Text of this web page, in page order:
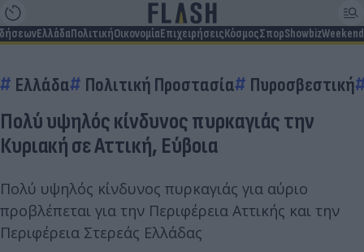
ΕλλάδαΠολιτικήΟικονομίαΕπιχειρήσειςΚόσμοςΣπορShowbizWeekend
Ελλάδα Πολιτική Προστασία Πυροσβεστική
Πολύ υψηλός κίνδυνος πυρκαγιάς την
Κυριακή σε Αττική, Εύβοια
Πολύ υψηλός κίνδυνος πυρκαγιάς για αύριο
προβλέπεται για την Περιφέρεια Αττικής και την
Περιφέρεια Στερεάς Ελλάδας